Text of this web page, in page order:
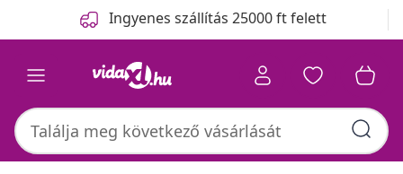
Ingyenes szállítás 25000 ft felett